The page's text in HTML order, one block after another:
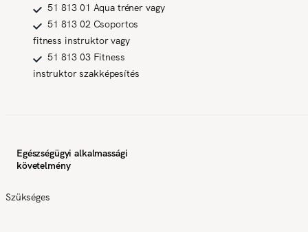
51 813 01 Aqua tréner vagy
51 813 02 Csoportos
fitness instruktor vagy
51 813 03 Fitness
instruktor szakképesítés
Egészségügyi alkalmassági
követelmény
Szükséges